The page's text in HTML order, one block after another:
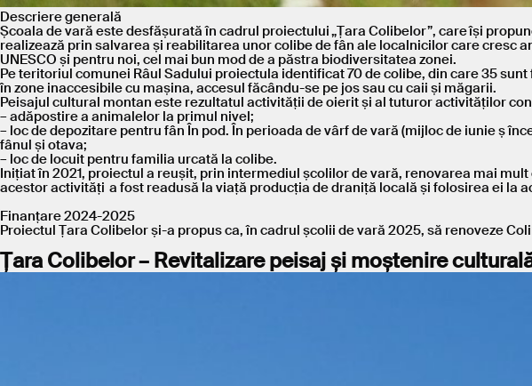
Descriere generală
Școala de vară este desfășurată în cadrul proiectului „Țara Colibelor”, care își
realizează prin salvarea și reabilitarea unor colibe de fân ale localnicilor care
UNESCO și pentru noi, cel mai bun mod de a păstra biodiversitatea zonei.
Pe teritoriul comunei Râul Sadului proiectula identificat 70 de colibe, din care 35
în zone inaccesibile cu mașina, accesul făcându-se pe jos sau cu caii și măgarii.
Peisajul cultural montan este rezultatul activității de oierit și al tuturor activităților
– adăpostire a animalelor la primul nivel;
– loc de depozitare pentru fân În pod. În perioada de vârf de vară (mijloc de iunie ș
fânul și otava;
– loc de locuit pentru familia urcată la colibe.
Inițiat în 2021, proiectul a reușit, prin intermediul școlilor de vară, renovarea mai
acestor activități a fost readusă la viață producția de draniță locală și folosirea ei la
Finanțare 2024-2025
Proiectul Țara Colibelor și-a propus ca, în cadrul școlii de vară 2025, să renoveze
Țara Colibelor – Revitalizare peisaj și moștenire